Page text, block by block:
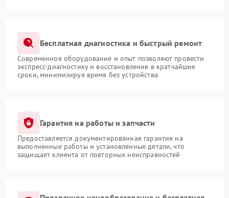
Бесплатная диагностика и быстрый ремонт
Современное оборудование и опыт позволяют провести
экспресс-диагностику и восстановление в кратчайшие
сроки, минимизируя время без устройства
Гарантия на работы и запчасти
Предоставляется документированная гарантия на
выполненные работы и установленные детали, что
защищает клиента от повторных неисправностей